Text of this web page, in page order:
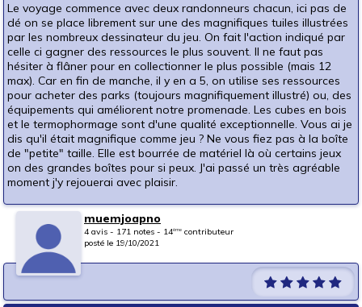
Le voyage commence avec deux randonneurs chacun, ici pas de
dé on se place librement sur une des magnifiques tuiles illustrées
par les nombreux dessinateur du jeu. On fait l'action indiqué par
celle ci gagner des ressources le plus souvent. Il ne faut pas
hésiter à flâner pour en collectionner le plus possible (mais 12
max). Car en fin de manche, il y en a 5, on utilise ses ressources
pour acheter des parks (toujours magnifiquement illustré) ou, des
équipements qui améliorent notre promenade. Les cubes en bois
et le termophormage sont d'une qualité exceptionnelle. Vous ai je
dis qu'il était magnifique comme jeu ? Ne vous fiez pas à la boîte
de "petite" taille. Elle est bourrée de matériel là où certains jeux
on des grandes boîtes pour si peux. J'ai passé un très agréable
moment j'y rejouerai avec plaisir.
muemjoapno
4 avis - 171 notes - 14ème contributeur
posté le 19/10/2021